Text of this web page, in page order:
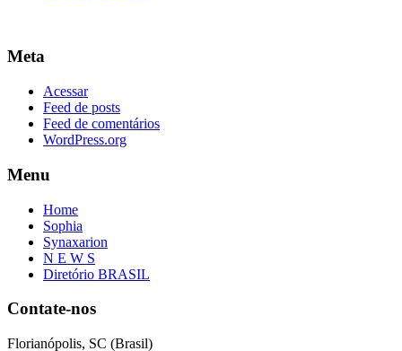
Meta
Acessar
Feed de posts
Feed de comentários
WordPress.org
Menu
Home
Sophia
Synaxarion
N E W S
Diretório BRASIL
Contate-nos
Florianópolis, SC (Brasil)